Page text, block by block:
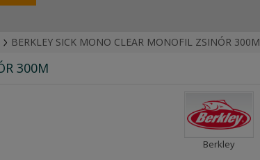
BERKLEY SICK MONO CLEAR MONOFIL ZSINÓR 300M
300M
Berkley